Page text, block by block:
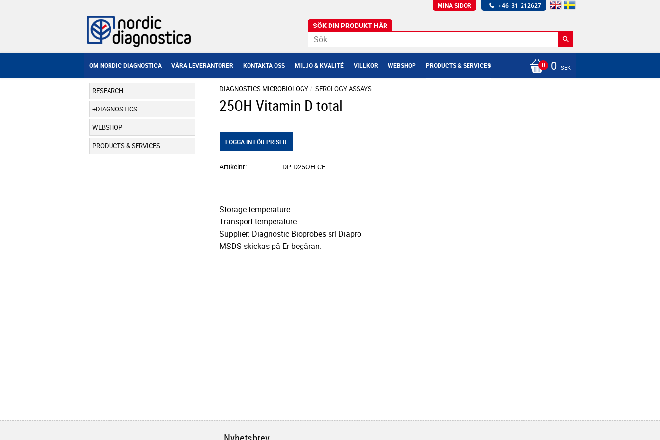
+46-31-212627
MINA SIDOR
OM NORDIC DIAGNOSTICA VÅRA LEVERANTÖRER KONTAKTA OSS MILJÖ & KVALITÉ VILLKOR WEBSHOP PRODUCTS & SERVICES 0 SEK
DIAGNOSTICS MICROBIOLOGY SEROLOGY ASSAYS
25OH Vitamin D total
LOGGA IN FÖR PRISER
Artikelnr DP-D25OH.CE
Storage temperature:
Transport temperature:
Supplier: Diagnostic Bioprobes srl Diapro
MSDS skickas på Er begäran.
RESEARCH
DIAGNOSTICS
WEBSHOP
PRODUCTS & SERVICES